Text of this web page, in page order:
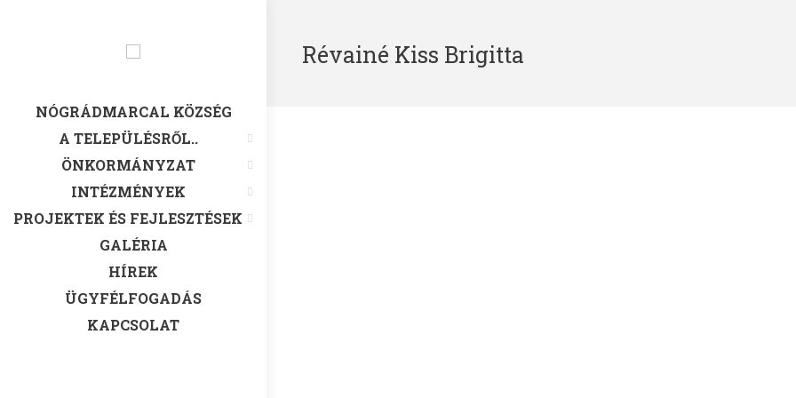
NÓGRÁDMARCAL KÖZSÉG
A TELEPÜLÉSRŐL..
ÖNKORMÁNYZAT
INTÉZMÉNYEK
PROJEKTEK ÉS FEJLESZTÉSEK
GALÉRIA
HÍREK
ÜGYFÉLFOGADÁS
KAPCSOLAT
Révainé Kiss Brigitta